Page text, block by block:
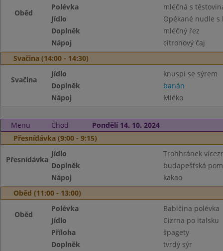
Oběd
Polévka
mléčná s
Jídlo
Opékané nudle
Doplněk
mléčný řez
Nápoj
citronový čaj
Svačina (14:00 - 14:30)
Svačina
Jídlo
knuspi se sýrem
Doplněk
banán
Nápoj
Mléko
Menu Chod
Pondělí 14. 10. 2024
Přesnídávka (9:00 - 9:15)
Přesnídávka
Jídlo
Trohhránek
Doplněk
budapešťská
Nápoj
kakao
Oběd (11:00 - 13:00)
Oběd
Polévka
Babičina polévka
Jídlo
Cizrna po italsku
Příloha
špagety
Doplněk
tvrdý sýr